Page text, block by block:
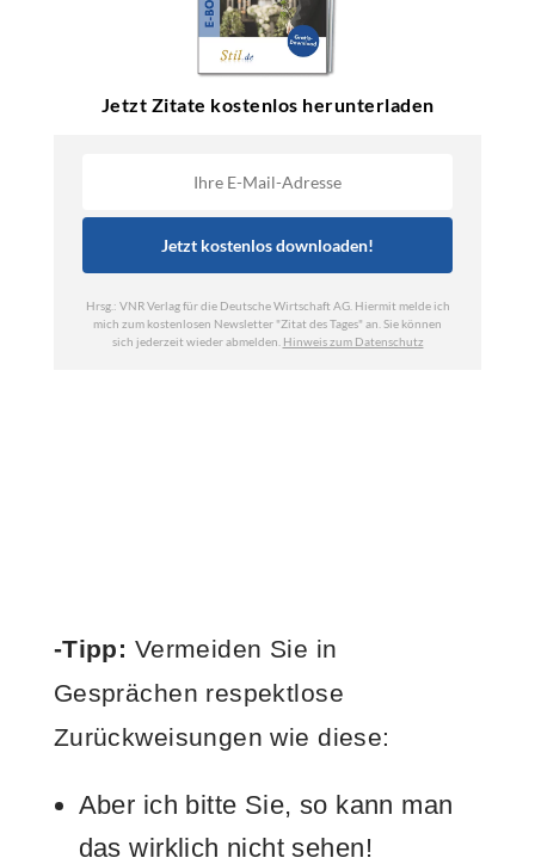
-Tipp: Vermeiden Sie in
Gesprächen respektlose
Zurückweisungen wie diese:
Aber ich bitte Sie, so kann man
das wirklich nicht sehen!